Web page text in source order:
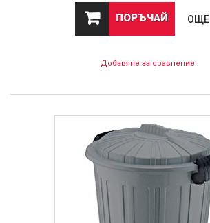
ПОРЪЧАЙ ОЩЕ
Добавяне за сравнение